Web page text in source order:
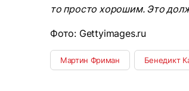
то просто хорошим. Это
Фото: Gettyimages.ru
Мартин Фриман Бенедикт